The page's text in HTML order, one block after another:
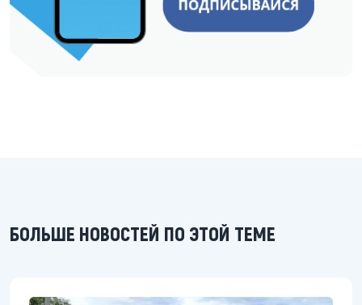
БОЛЬШЕ НОВОСТЕЙ ПО ЭТОЙ ТЕМЕ